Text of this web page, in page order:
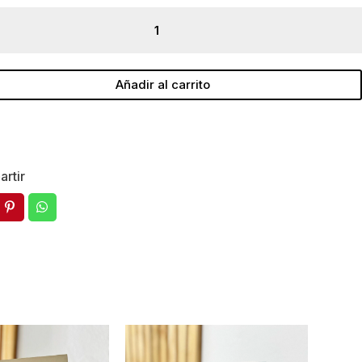
Añadir al carrito